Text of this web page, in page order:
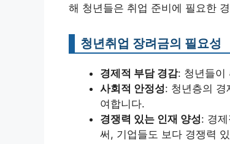
해 청년들은 취업 준비에 필요한
청년취업 장려금의 필요성
경제적 부담 경감: 청년들이
사회적 안정성: 청년층의 경
여합니다.
경쟁력 있는 인재 양성: 경
써, 기업들도 보다 경쟁력